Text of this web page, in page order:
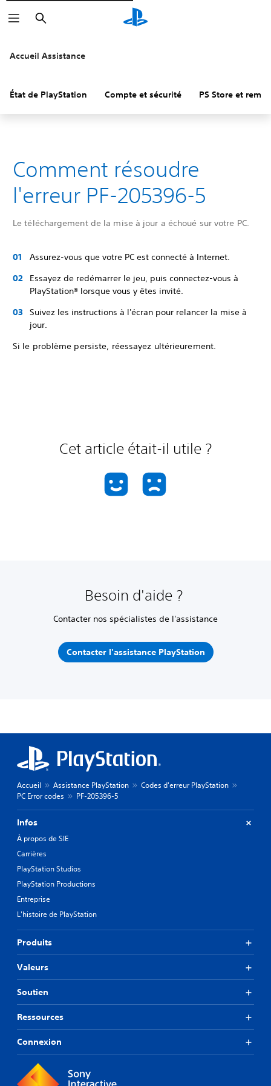
Rechercher
Accueil Assistance
État de PlayStation Compte et sécurité PS Store et
Comment résoudre
l'erreur PF-205396-5
Le téléchargement de la mise à jour a échoué sur votre PC.
Assurez-vous que votre PC est connecté à Internet.
Essayez de redémarrer le jeu, puis connectez-vous à
PlayStation® lorsque vous y êtes invité.
Suivez les instructions à l'écran pour relancer la mise à
jour.
Si le problème persiste, réessayez ultérieurement.
Cet article était-il utile ?
Besoin d'aide ?
Contacter nos spécialistes de l'assistance
Contacter l'assistance PlayStation
Accueil Assistance PlayStation
Codes d'erreur PlayStation
PC Error codes
PF-205396-5
Infos
À propos de SIE
Carrières
PlayStation Studios
PlayStation Productions
Entreprise
L'histoire de PlayStation
Produits
Valeurs
Soutien
Ressources
Connexion